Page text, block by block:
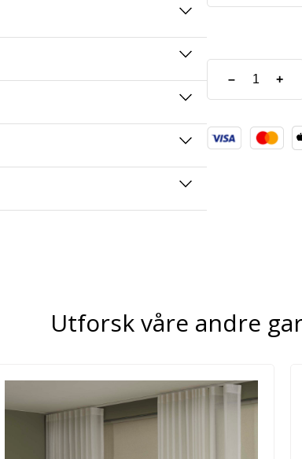
– +
Utforsk våre andre